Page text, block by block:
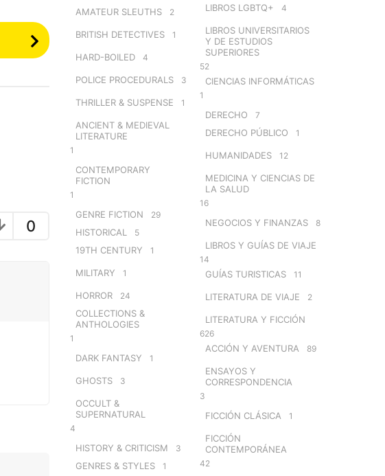
0
AMATEUR SLEUTHS 2
BRITISH DETECTIVES 1
HARD-BOILED 4
POLICE PROCEDURALS 3
THRILLER & SUSPENSE 1
ANCIENT & MEDIEVAL
LITERATURE
1
CONTEMPORARY
FICTION
1
GENRE FICTION 29
HISTORICAL 5
19TH CENTURY 1
MILITARY 1
HORROR 24
COLLECTIONS &
ANTHOLOGIES
1
DARK FANTASY 1
GHOSTS 3
OCCULT &
SUPERNATURAL
4
HISTORY & CRITICISM 3
GENRES & STYLES 1
LIBROS LGBTQ+ 4
LIBROS UNIVERSITARIOS
Y DE ESTUDIOS
SUPERIORES
52
CIENCIAS INFORMÁTICAS
1
DERECHO 7
DERECHO PÚBLICO 1
HUMANIDADES 12
MEDICINA Y CIENCIAS DE
LA SALUD
16
NEGOCIOS Y FINANZAS 8
LIBROS Y GUÍAS DE VIAJE
14
GUÍAS TURISTICAS 11
LITERATURA DE VIAJE 2
LITERATURA Y FICCIÓN
626
ACCIÓN Y AVENTURA 89
ENSAYOS Y
CORRESPONDENCIA
3
FICCIÓN CLÁSICA 1
FICCIÓN
CONTEMPORÁNEA
42